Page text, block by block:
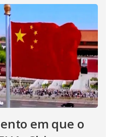
em que o